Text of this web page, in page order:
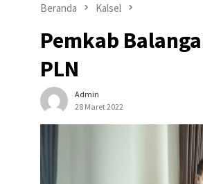
Beranda Kalsel
Pemkab
PLN
Admin
28 Maret 2022